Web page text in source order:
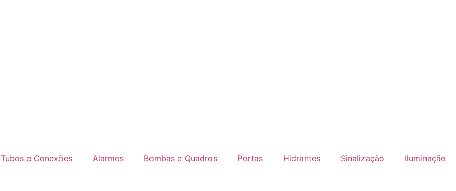
Tubos e Conexões Alarmes Bombas e Quadros Portas Hidrantes Sinalização Iluminação